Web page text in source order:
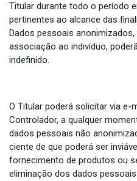
Titular durante todo o período
pertinentes ao alcance das
Dados pessoais
associação ao indivíduo,
indefinido.
O Titular poderá solicitar via e-
Controlador, a qualquer
dados pessoais não
ciente de que poderá ser
fornecimento de produtos ou
eliminação dos dados pessoais.